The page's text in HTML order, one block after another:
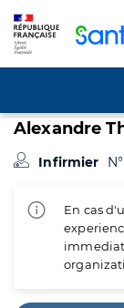
Alexandre
Infirmier
En cas